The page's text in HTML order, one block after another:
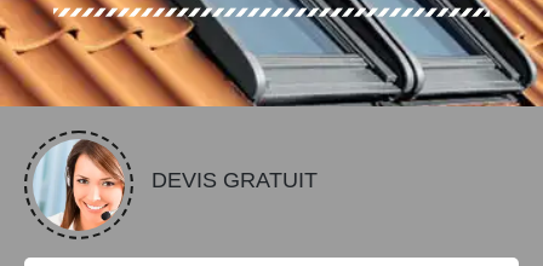
DEVIS GRATUIT